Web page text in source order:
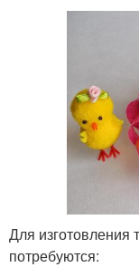
Для изготовления
потребуются: